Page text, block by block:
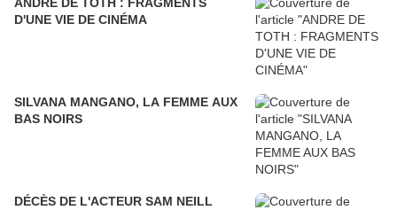
D'UNE VIE DE CINÉMA
SILVANA MANGANO, LA FEMME AUX
BAS NOIRS
DÉCÈS DE L'ACTEUR SAM NEILL